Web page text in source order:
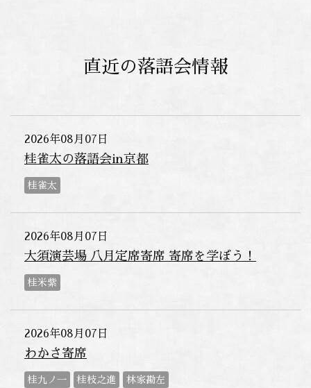
直近の落語会情報
2026年08月07日
桂雀太の落語会in京都
桂雀太
2026年08月07日
大須演芸場 八月定席寄席 寄席を学ぼう！
桂米紫
2026年08月07日
わかさ寄席
桂九ノ一 桂枝之進 林家勘左